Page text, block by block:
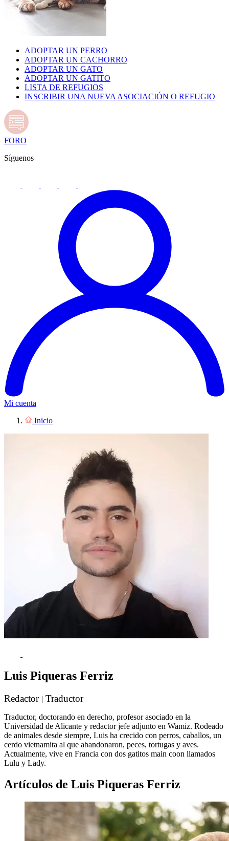
ADOPTAR UN PERRO
ADOPTAR UN CACHORRO
ADOPTAR UN GATO
ADOPTAR UN GATITO
LISTA DE REFUGIOS
INSCRIBIR UNA NUEVA ASOCIACIÓN O REFUGIO
FORO
Síguenos
Mi cuenta
Inicio
Luis Piqueras Ferriz
Redactor | Traductor
Traductor, doctorando en derecho, profesor asociado en la
Universidad de Alicante y redactor jefe adjunto en Wamiz. Rodeado
de animales desde siempre, Luis ha crecido con perros, caballos, un
cerdo vietnamita al que abandonaron, peces, tortugas y aves.
Actualmente, vive en Francia con dos gatitos main coon llamados
Lulu y Lady.
Artículos de Luis Piqueras Ferriz